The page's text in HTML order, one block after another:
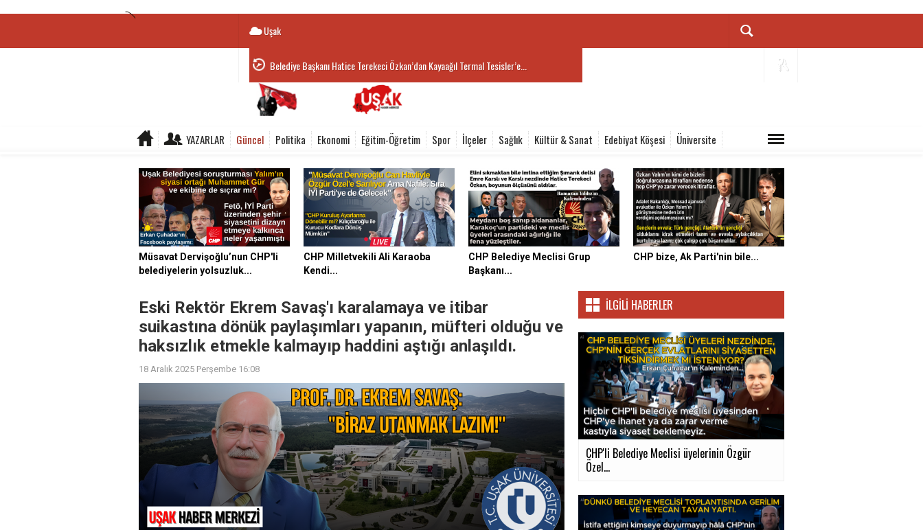
Uşak
Belediye Başkanı Hatice Terekeci Özkan’dan Kayaağıl Termal Tesisler’e...
YAZARLAR Güncel Politika Ekonomi Eğitim-Öğretim Spor İlçeler Sağlık Kültür & Sanat Edebiyat Köşesi Üniversite
Müsavat Dervişoğlu’nun CHP'li
belediyelerin yolsuzluk...
CHP Milletvekili Ali Karaoba
Kendi...
CHP Belediye Meclisi Grup
Başkanı...
CHP bize, Ak Parti'nin bile...
Eski Rektör Ekrem Savaş'ı karalamaya ve itibar
suikastına dönük paylaşımları yapanın, müfteri olduğu ve
haksızlık etmekle kalmayıp haddini aştığı anlaşıldı.
18 Aralık 2025 Perşembe 16:08
İLGILI HABERLER
CHP'li Belediye Meclisi üyelerinin Özgür
Özel...